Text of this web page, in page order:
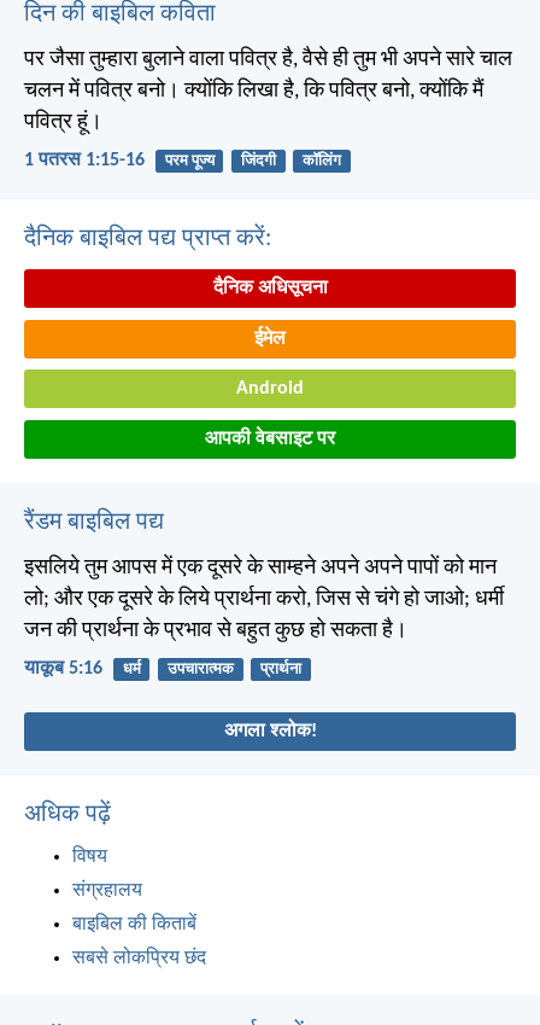
दिन की बाइबिल कविता
पर जैसा तुम्हारा बुलाने वाला पवित्र है, वैसे ही तुम भी अपने सारे चाल
चलन में पवित्र बनो। क्योंकि लिखा है, कि पवित्र बनो, क्योंकि मैं
पवित्र हूं।
1 पतरस 1:15-16 परम पूज्य जिंदगी कॉलिंग
दैनिक बाइबिल पद्य प्राप्त करें:
दैनिक अधिसूचना
ईमेल
Android
आपकी वेबसाइट पर
रैंडम बाइबिल पद्य
इसलिये तुम आपस में एक दूसरे के साम्हने अपने अपने पापों को मान
लो; और एक दूसरे के लिये प्रार्थना करो, जिस से चंगे हो जाओ; धर्मी
जन की प्रार्थना के प्रभाव से बहुत कुछ हो सकता है।
याकूब 5:16 धर्म उपचारात्मक प्रार्थना
अगला श्लोक!
अधिक पढ़ें
विषय
संग्रहालय
बाइबिल की किताबें
सबसे लोकप्रिय छंद